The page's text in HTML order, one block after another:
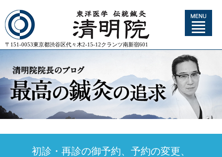
〒151-0053東京都渋谷区代々木2-15-12クランツ南新宿601
初診・再診の御予約、予約の変更、